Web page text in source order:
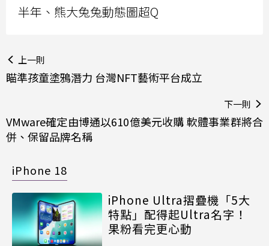
半年、熊大兔兔動態圖超Q
上一則
瞄準孩童塗鴉潛力 台灣NFT藝術平台成立
下一則
VMware確定由博通以610億美元收購 軟體事業群將合
併、保留品牌名稱
iPhone 18
iPhone Ultra摺疊機「5大
特點」配得起Ultra名字！
果粉看完更心動